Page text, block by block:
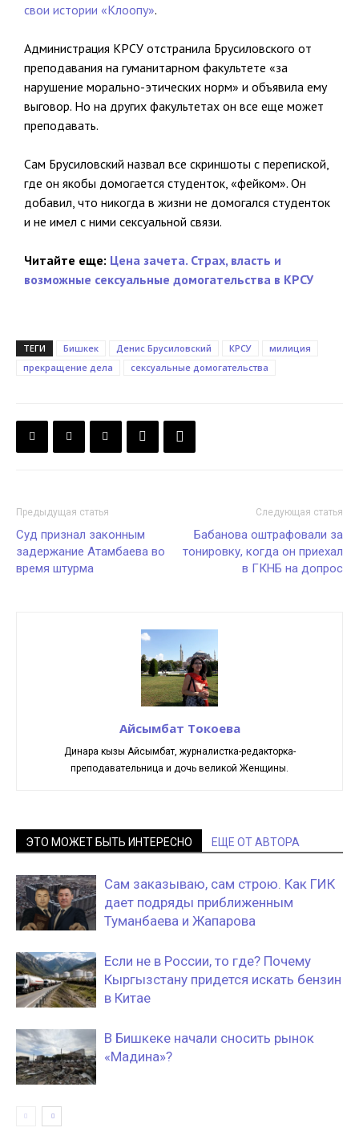
свои истории «Клоопу».
Администрация КРСУ отстранила Брусиловского от
преподавания на гуманитарном факультете «за
нарушение морально-этических норм» и объявила ему
выговор. Но на других факультетах он все еще может
преподавать.
Сам Брусиловский назвал все скриншоты с перепиской,
где он якобы домогается студенток, «фейком». Он
добавил, что никогда в жизни не домогался студенток
и не имел с ними сексуальной связи.
Читайте еще: Цена зачета. Страх, власть и
возможные сексуальные домогательства в КРСУ
ТЕГИ Бишкек Денис Брусиловский КРСУ
милиция
прекращение дела
сексуальные домогательства
Предыдущая статья
Суд признал законным
задержание Атамбаева во
время штурма
Следующая статья
Бабанова оштрафовали за
тонировку, когда он приехал
в ГКНБ на допрос
Айсымбат Токоева
Динара кызы Айсымбат, журналистка-редакторка-
преподавательница и дочь великой Женщины.
ЭТО МОЖЕТ БЫТЬ ИНТЕРЕСНО ЕЩЕ ОТ АВТОРА
Сам заказываю, сам строю. Как ГИК
дает подряды приближенным
Туманбаева и Жапарова
Если не в России, то где? Почему
Кыргызстану придется искать бензин
в Китае
В Бишкеке начали сносить рынок
«Мадина»?